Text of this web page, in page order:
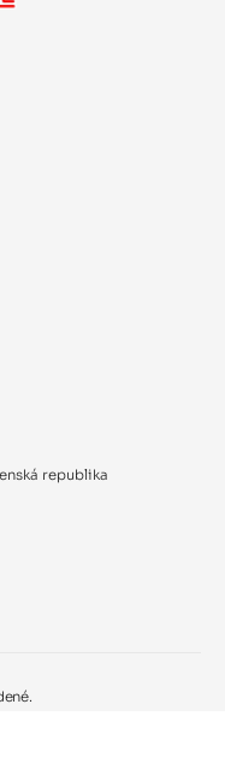
republika